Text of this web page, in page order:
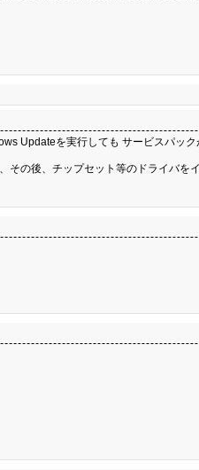
Updateを実行しても サービスパッ
の後、チップセット等のドライバをイ